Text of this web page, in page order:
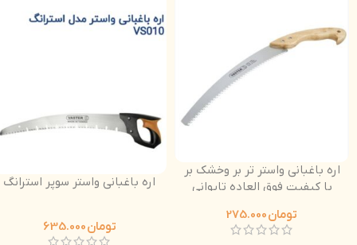
اره باغبانی واستر تر بر وخشک بر
با کیفیت فوق العاده تایوانی
تومان
اره باغبانی واستر سوپر استرانگ
تومان